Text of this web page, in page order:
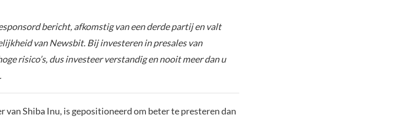
bericht, afkomstig van een derde partij en valt
van Newsbit. Bij investeren in presales van
risico’s, dus investeer verstandig en nooit meer dan u
van Shiba Inu, is gepositioneerd om beter te presteren dan